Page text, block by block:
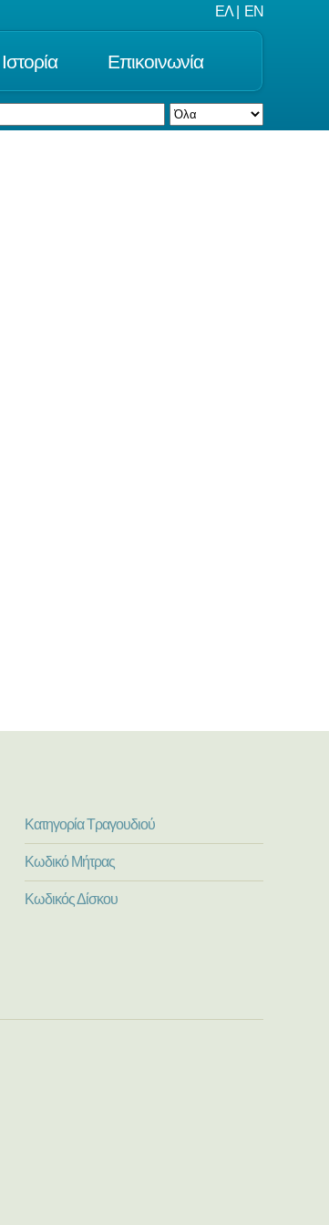
ΕΛ EN
Ιστορία Επικοινωνία
Κατηγορία Τραγουδιού
Κωδικό Μήτρας
Κωδικός Δίσκου